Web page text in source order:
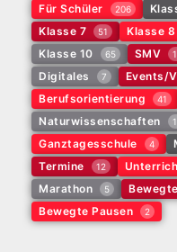
Für Schüler 206
Klasse 7 51 Klasse 8
Klasse 10 65 SMV
Digitales 7 Events/
Berufsorientierung 41
Naturwissenschaften
Ganztagesschule 4
Termine 12
Marathon 5
Bewegte Pausen 2